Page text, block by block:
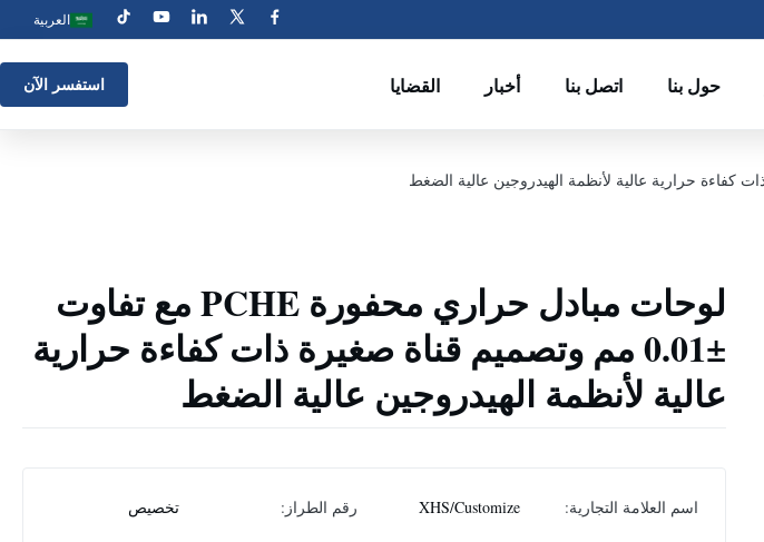
العربية
حول بنا اتصل بنا أخبار القضايا استفسر الآن
لوحات مبادل حراري محفورة PCHE مع تفاوت
±0.01 مم وتصميم قناة صغيرة ذات كفاءة حرارية
عالية لأنظمة الهيدروجين عالية الضغط
اسم العلامة التجارية: XHS/Customize رقم الطراز: تخصيص